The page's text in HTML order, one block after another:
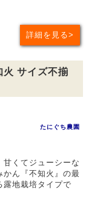
詳細を見る
サイズ不揃
たにぐち農園
くてジューシーな
かん『不知火』の最
露地栽培タイプで